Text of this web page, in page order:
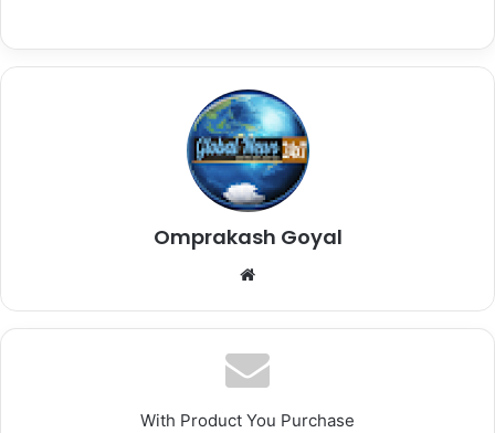
Omprakash Goyal
Website
With Product You Purchase